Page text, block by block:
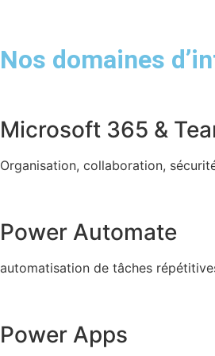
Nos domaines
Microsoft 365 &
Organisation, collaboration,
Power Automate
automatisation de tâches
Power Apps